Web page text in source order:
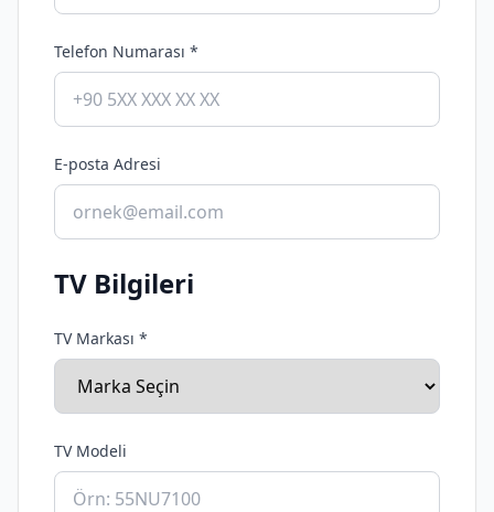
Telefon Numarası *
E-posta Adresi
TV Bilgileri
TV Markası *
TV Modeli